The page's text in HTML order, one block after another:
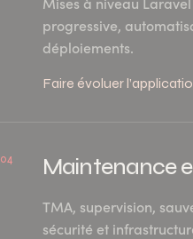
progressive,
déploiements.
Faire évoluer
04 Maintenance
TMA, supervision,
sécurité et